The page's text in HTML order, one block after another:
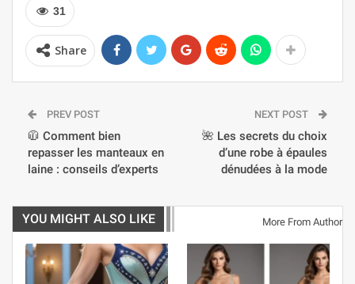
31
Share
PREV POST
🧥 Comment bien
repasser les manteaux en
laine : conseils d’experts
NEXT POST
🌺 Les secrets du choix
d’une robe à épaules
dénudées à la mode
YOU MIGHT ALSO LIKE More From Author